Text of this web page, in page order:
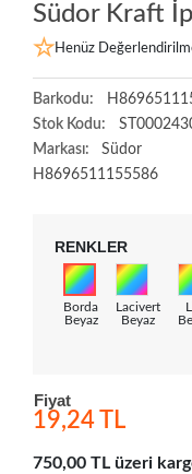
Südor Kraft
Henüz
Barkodu:
Stok Kodu:
Markası:
Südor
H8696511155586
RENKLER
Borda
Beyaz
Lacivert
Beyaz
Fiyat
19,24 TL
750,00 TL üzeri